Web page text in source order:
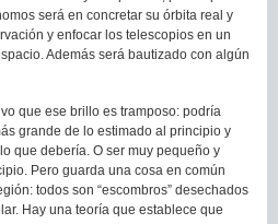
será en concretar su órbita real y
y enfocar los telescopios en un
Además será bautizado con algún
que ese brillo es tramposo: podría
grande de lo estimado al principio y
que debería. O ser muy pequeño y
Pero guarda una cosa en común
todos son “escombros” desechados
Hay una teoría que establece que